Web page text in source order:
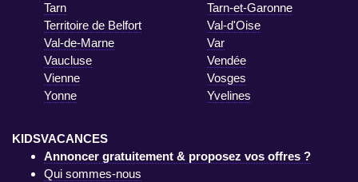
Tarn
Tarn-et-Garonne
Territoire de Belfort
Val-d'Oise
Val-de-Marne
Var
Vaucluse
Vendée
Vienne
Vosges
Yonne
Yvelines
KIDSVACANCES
Annoncer gratuitement & proposez vos offres ?
Qui sommes-nous